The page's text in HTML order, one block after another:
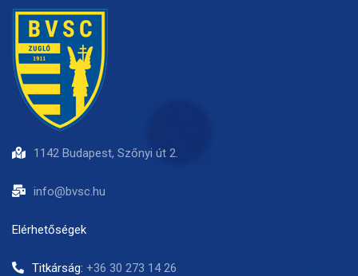
1142 Budapest, Szőnyi út 2.
info@bvsc.hu
Elérhetőségek
Titkárság: +36 30 273 14 26